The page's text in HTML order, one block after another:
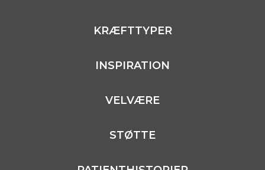
KRÆFTTYPER
INSPIRATION
VELVÆRE
STØTTE